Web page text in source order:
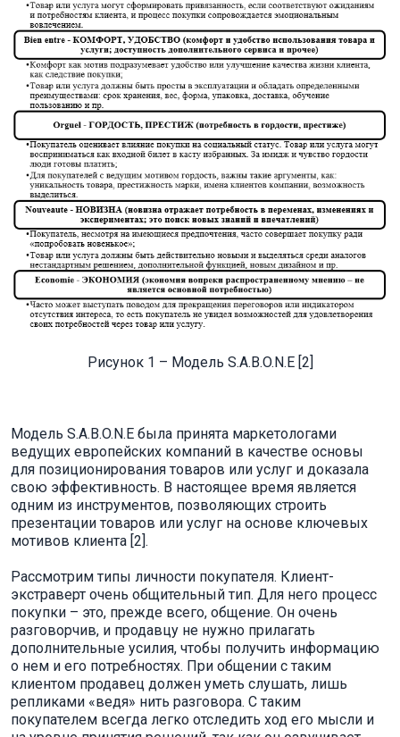
Рисунок 1 – Модель S.A.B.O.N.E [2]
Модель S.A.B.O.N.E была принята маркетологами
ведущих европейских компаний в качестве основы
для позиционирования товаров или услуг и доказала
свою эффективность. В настоящее время является
одним из инструментов, позволяющих строить
презентации товаров или услуг на основе ключевых
мотивов клиента [2].
Рассмотрим типы личности покупателя. Клиент-
экстраверт очень общительный тип. Для него процесс
покупки – это, прежде всего, общение. Он очень
разговорчив, и продавцу не нужно прилагать
дополнительные усилия, чтобы получить информацию
о нем и его потребностях. При общении с таким
клиентом продавец должен уметь слушать, лишь
репликами «ведя» нить разговора. С таким
покупателем всегда легко отследить ход его мысли и